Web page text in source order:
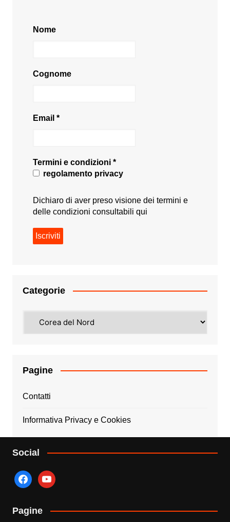
Nome
Cognome
Email *
Termini e condizioni *
regolamento privacy
Dichiaro di aver preso visione dei termini e
delle condizioni consultabili qui
Categorie
Pagine
Contatti
Informativa Privacy e Cookies
Social
facebookyoutube
Pagine